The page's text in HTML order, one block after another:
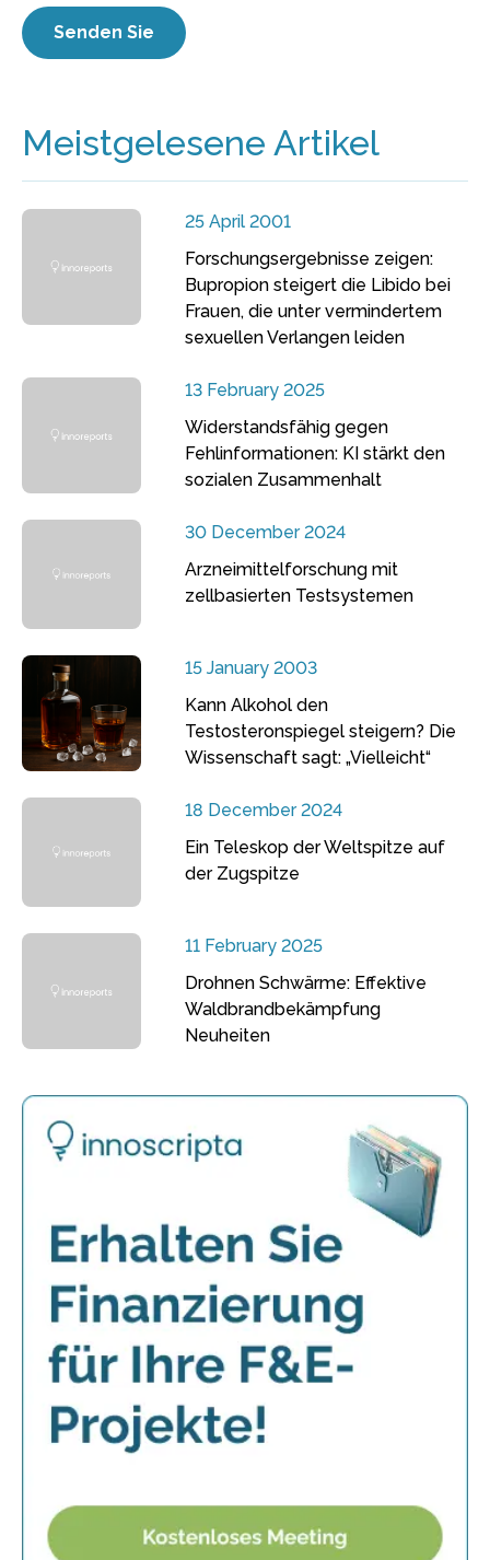
Meistgelesene Artikel
25 April 2001
Forschungsergebnisse zeigen:
Bupropion steigert die Libido bei
Frauen, die unter vermindertem
sexuellen Verlangen leiden
13 February 2025
Widerstandsfähig gegen
Fehlinformationen: KI stärkt den
sozialen Zusammenhalt
30 December 2024
Arzneimittelforschung mit
zellbasierten Testsystemen
15 January 2003
Kann Alkohol den
Testosteronspiegel steigern? Die
Wissenschaft sagt: „Vielleicht“
18 December 2024
Ein Teleskop der Weltspitze auf
der Zugspitze
11 February 2025
Drohnen Schwärme: Effektive
Waldbrandbekämpfung
Neuheiten